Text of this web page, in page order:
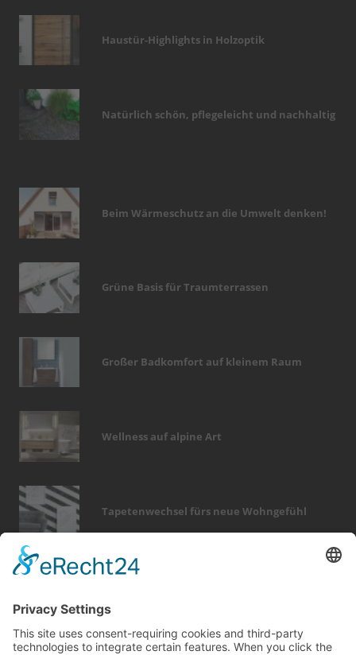
Haustür-Highlights in Holzoptik
Natürlich schön, pflegeleicht und nachhaltig
Beim Wärmeschutz an die Umwelt denken!
Grüne Basis für Traumterrassen
Großer Badkomfort auf kleinem Raum
Wellness auf alpine Art
Tapetenwechsel fürs neue Wohngefühl
feuer finanzierung modernisieren wintergarten